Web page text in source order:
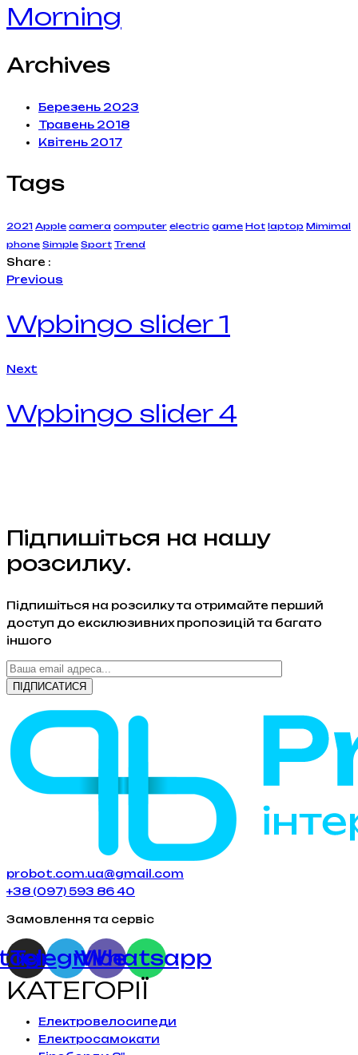
Morning
Archives
Березень 2023
Травень 2018
Квітень 2017
Tags
2021 Apple camera computer electric game Hot laptop Mimimal
phone Simple Sport Trend
Share :
Previous
Wpbingo slider 1
Next
Wpbingo slider 4
Підпишіться на нашу
розсилку.
Підпишіться на розсилку та отримайте перший
доступ до ексклюзивних пропозицій та багато
іншого
probot.com.ua@gmail.com
+38 (097) 593 86 40
Замовлення та сервіс
Telegram
Viber
Whatsapp
КАТЕГОРІЇ
Електровелосипеди
Електросамокати